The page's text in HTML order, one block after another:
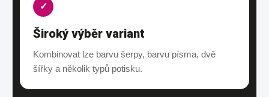
✓
Široký výběr variant
Kombinovat lze barvu šerpy, barvu písma, dvě
šířky a několik typů potisku.